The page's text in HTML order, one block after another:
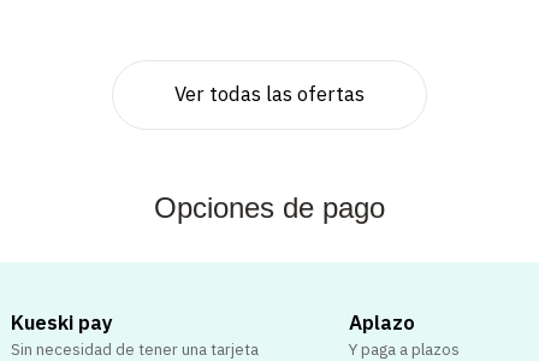
Ver todas las ofertas
Opciones de pago
Kueski pay
Sin necesidad de tener una tarjeta
Aplazo
Y paga a plazos